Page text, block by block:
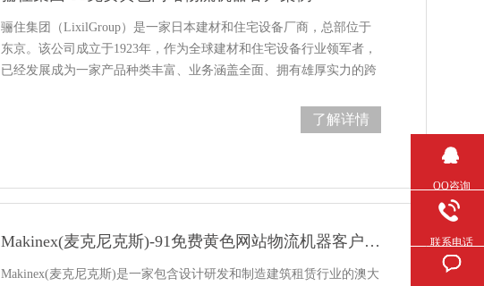
骊住集团（LixilGroup）是一家日本建材和住宅设备厂商，总部位于
东京。该公司成立于1923年，作为全球建材和住宅设备行业领军者，
已经发展成为一家产品种类丰富、业务涵盖全面、拥有雄厚实力的跨
了解详情
Makinex(麦克尼克斯)-91免费黄色网站物流机器客户案例
Makinex(麦克尼克斯)是一家包含设计研发和制造建筑租赁行业的澳大
QQ咨询
联系电话